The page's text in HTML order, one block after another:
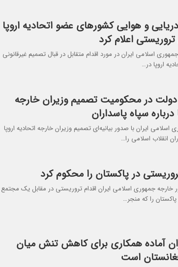
و هوایی کشورهای عضو اتحادیه اروپا
اعلام کرد
اسلامی ایران در مورد اقدام متقابل در قبال تصمیم غیرقانونی
اروپا در…
دولت در محکومیت تصمیم وزیران خارجه
درباره سپاه پاسداران
ایران با صدور بیانیه‌ای تصمیم وزیران خارجه اتحادیه اروپا
انقلاب اسلامی را…
در پاکستان را محکوم کرد
خارجه جمهوری اسلامی ایران اقدام تروریستی در مقابل یک مجتمع
را که منجر…
آماده همکاری برای کاهش تنش میان
است